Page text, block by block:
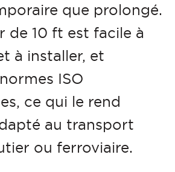
que prolongé.
de 10 ft est facile à
à installer, et
ISO
ce qui le rend
au transport
ou ferroviaire.